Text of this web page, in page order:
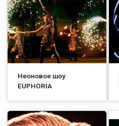
Неоновое шоу
EUPHORIA